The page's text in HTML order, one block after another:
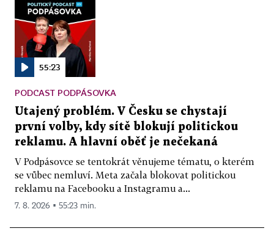
55:23
PODCAST PODPÁSOVKA
Utajený problém. V Česku se chystají
první volby, kdy sítě blokují politickou
reklamu. A hlavní oběť je nečekaná
V Podpásovce se tentokrát věnujeme tématu, o kterém
se vůbec nemluví. Meta začala blokovat politickou
reklamu na Facebooku a Instagramu a...
7. 8. 2026 ▪ 55:23 min.